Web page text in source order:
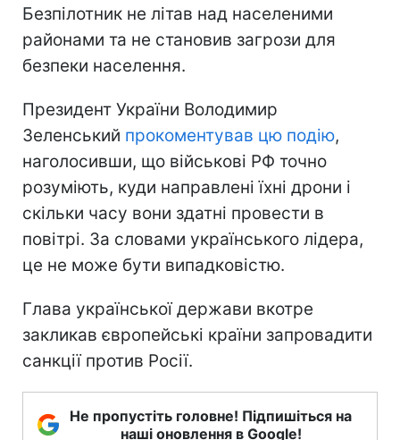
Безпілотник не літав над населеними
районами та не становив загрози для
безпеки населення.
Президент України Володимир
Зеленський прокоментував цю подію,
наголосивши, що військові РФ точно
розуміють, куди направлені їхні дрони і
скільки часу вони здатні провести в
повітрі. За словами українського лідера,
це не може бути випадковістю.
Глава української держави вкотре
закликав європейські країни запровадити
санкції против Росії.
Не пропустіть головне! Підпишіться на
наші оновлення в Google!